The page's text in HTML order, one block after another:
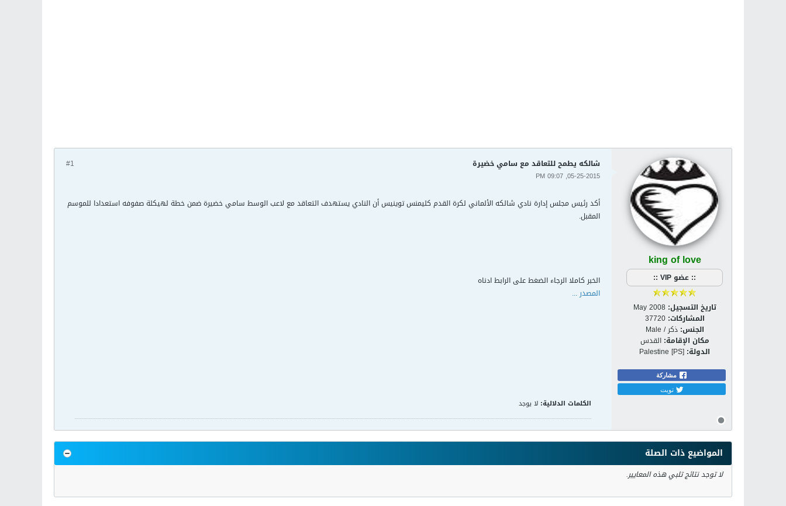
king of love
:: عضو VIP ::
تاريخ التسجيل: May 2008
المشاركات: 37720
الجنس: ذكر / Male
مكان الإقامة: القدس
الدولة: Palestine [PS]
مشاركة
تويت
#1 شالكه يطمح للتعاقد مع سامي خضيرة
05-25-2015, 09:07 PM
أكد رئيس مجلس إدارة نادي شالكه الألماني لكرة القدم كليمنس توينيس أن النادي يستهدف التعاقد مع لاعب الوسط سامي خضيرة ضمن خطة لهيكلة صفوفه استعدادا للموسم
المقبل.
الخبر كاملا الرجاء الضغط على الرابط ادناه
المصدر ...
الكلمات الدلالية: لا يوجد
المواضيع ذات الصلة
لا توجد نتائج تلبي هذه المعايير.